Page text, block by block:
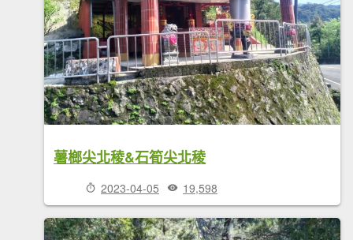
薯榔尖北稜&石筍尖北稜
2023-04-05 19,598